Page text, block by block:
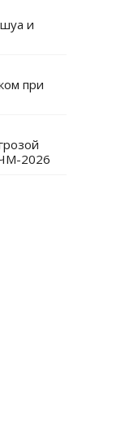
и
при
2026